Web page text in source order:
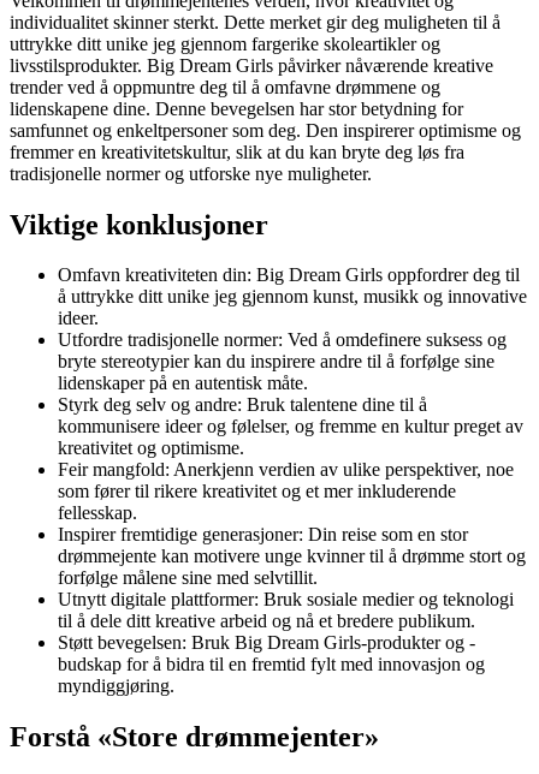
individualitet skinner sterkt. Dette merket gir deg muligheten til å
uttrykke ditt unike jeg gjennom fargerike skoleartikler og
livsstilsprodukter. Big Dream Girls påvirker nåværende kreative
trender ved å oppmuntre deg til å omfavne drømmene og
lidenskapene dine. Denne bevegelsen har stor betydning for
samfunnet og enkeltpersoner som deg. Den inspirerer optimisme og
fremmer en kreativitetskultur, slik at du kan bryte deg løs fra
tradisjonelle normer og utforske nye muligheter.
Viktige konklusjoner
Omfavn kreativiteten din: Big Dream Girls oppfordrer deg til
å uttrykke ditt unike jeg gjennom kunst, musikk og innovative
ideer.
Utfordre tradisjonelle normer: Ved å omdefinere suksess og
bryte stereotypier kan du inspirere andre til å forfølge sine
lidenskaper på en autentisk måte.
Styrk deg selv og andre: Bruk talentene dine til å
kommunisere ideer og følelser, og fremme en kultur preget av
kreativitet og optimisme.
Feir mangfold: Anerkjenn verdien av ulike perspektiver, noe
som fører til rikere kreativitet og et mer inkluderende
fellesskap.
Inspirer fremtidige generasjoner: Din reise som en stor
drømmejente kan motivere unge kvinner til å drømme stort og
forfølge målene sine med selvtillit.
Utnytt digitale plattformer: Bruk sosiale medier og teknologi
til å dele ditt kreative arbeid og nå et bredere publikum.
Støtt bevegelsen: Bruk Big Dream Girls-produkter og -
budskap for å bidra til en fremtid fylt med innovasjon og
myndiggjøring.
Forstå «Store drømmejenter»